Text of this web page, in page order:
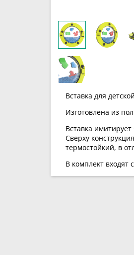
Вставка для
Изготовлена из
Вставка
Сверху
термостойкий, в
В комплект